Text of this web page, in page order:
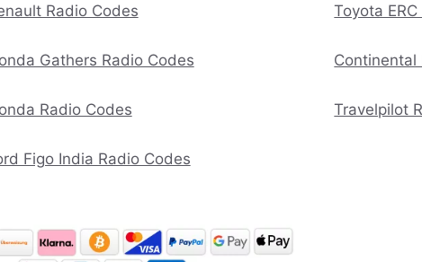
Radio Codes
Gathers Radio Codes
Radio Codes
Figo India Radio Codes
Toyota
Continental
Travelpilot